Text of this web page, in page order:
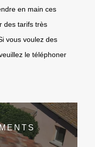
en main ces
des tarifs très
vous voulez des
le téléphoner